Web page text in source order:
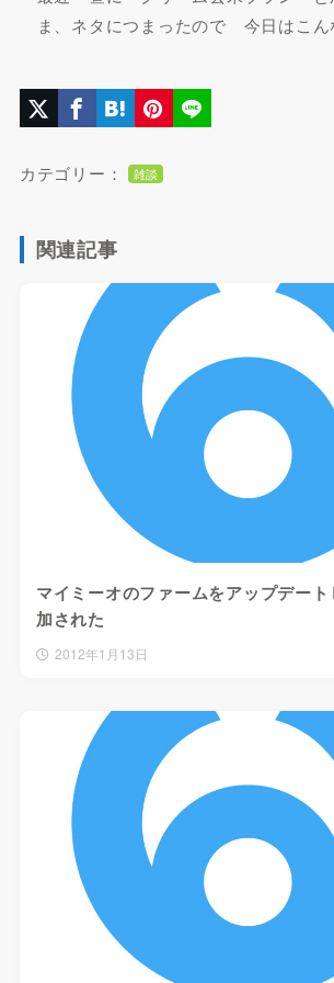
ま、ネタにつまったので 今日はこん
カテゴリー： 雑談
関連記事
マイミーオのファームをアップデー
加された
2012年1月13日